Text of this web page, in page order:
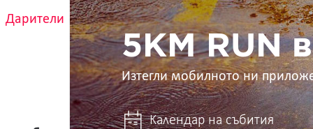
Дарители
в
ръцете
ти
5KM RUN
Изтегли мобилното ни
Календар на събития